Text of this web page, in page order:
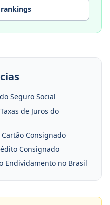
Seguro Social
de Juros do
Consignado
Consignado
Endividamento no Brasil